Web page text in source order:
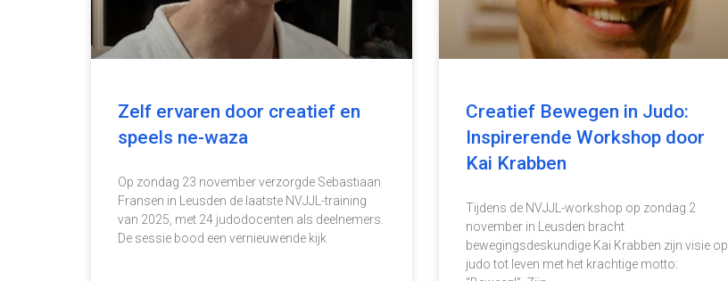
Zelf ervaren door creatief en
speels ne-waza
Op zondag 23 november verzorgde Sebastiaan
Fransen in Leusden de laatste NVJJL-training
van 2025, met 24 judodocenten als deelnemers.
De sessie bood een vernieuwende kijk
Creatief Bewegen in Judo:
Inspirerende Workshop door
Kai Krabben
Tijdens de NVJJL-workshop op zondag 2
november in Leusden bracht
bewegingsdeskundige Kai Krabben zijn visie op
judo tot leven met het krachtige motto: